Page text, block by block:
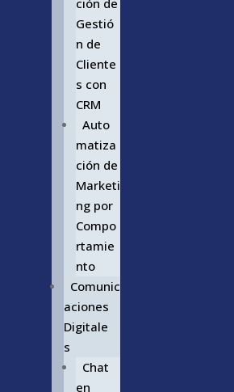
ción de
Gestió
n de
Cliente
s con
CRM
Auto
matiza
ción de
Marketi
ng por
Compo
rtamie
nto
Comunic
aciones
Digitale
s
Chat
en